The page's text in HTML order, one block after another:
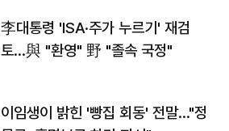
李대통령 'ISA·주가 누르기' 재검
토…與 "환영" 野 "졸속 국정"
이임생이 밝힌 '빵집 회동' 전말…"정